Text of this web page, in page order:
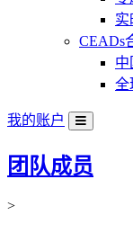
实
CEADs
中
全
我的账户
团队成员
>